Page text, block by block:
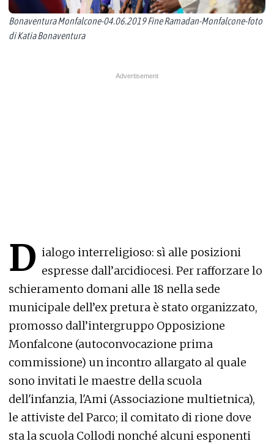
Bonaventura Monfalcone-04.06.2019 Fine Ramadan-Monfalcone-foto
di Katia Bonaventura
D ialogo interreligioso: sì alle posizioni
espresse dall’arcidiocesi. Per rafforzare lo
schieramento domani alle 18 nella sede
municipale dell’ex pretura è stato organizzato,
promosso dall’intergruppo Opposizione
Monfalcone (autoconvocazione prima
commissione) un incontro allargato al quale
sono invitati le maestre della scuola
dell'infanzia, l'Ami (Associazione multietnica),
le attiviste del Parco; il comitato di rione dove
sta la scuola Collodi nonché alcuni esponenti